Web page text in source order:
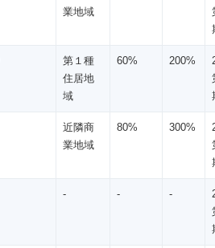
業地域
第１種
住居地
域
60% 200%
近隣商
業地域
80% 300%
- - -